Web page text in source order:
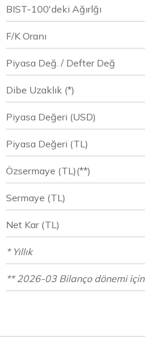
BIST-100'deki Ağırlğı
F/K Oranı
Piyasa Değ. / Defter Değ
Dibe Uzaklık (*)
Piyasa Değeri (USD)
Piyasa Değeri (TL)
Özsermaye (TL)(**)
Sermaye (TL)
Net Kar (TL)
* Yıllık
** 2026-03 Bilanço dönemi için